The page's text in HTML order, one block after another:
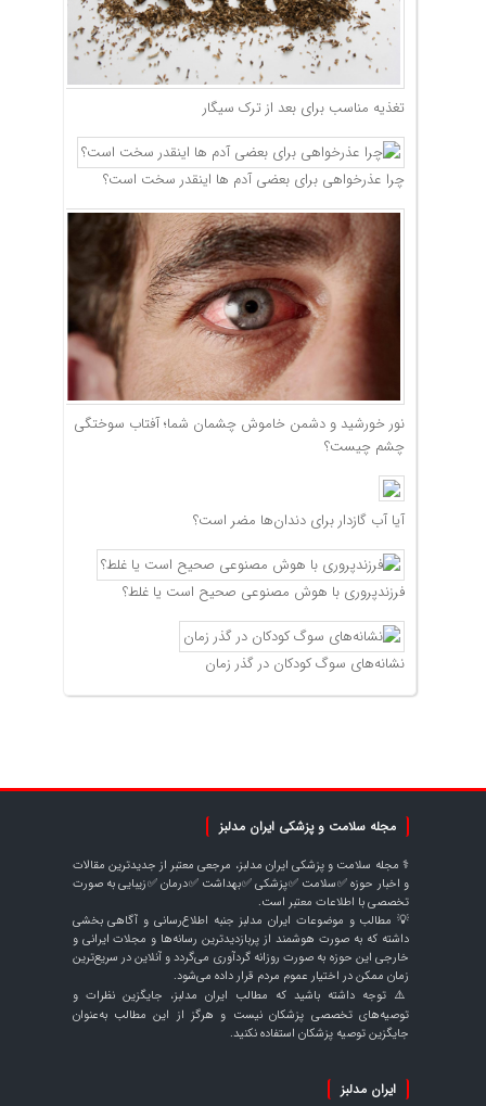
تغذیه مناسب برای بعد از ترک سیگار
چرا عذرخواهی برای بعضی آدم ها اینقدر سخت است؟
نور خورشید و دشمن خاموش چشمان شما؛ آفتاب سوختگی
چشم چیست؟
آیا آب گازدار برای دندان‌ها مضر است؟
فرزندپروری با هوش مصنوعی صحیح است یا غلط؟
نشانه‌های سوگ کودکان در گذر زمان
مجله سلامت و پزشکی ایران مدلبز
⚕️ مجله سلامت و پزشکی ایران مدلبز، مرجعی معتبر از جدیدترین مقالات
و اخبار حوزه ✅سلامت ✅پزشکی ✅بهداشت ✅درمان ✅زیبایی به صورت
تخصصی با اطلاعات معتبر است.
💡 مطالب و موضوعات ایران مدلبز جنبه اطلاع‌رسانی و آگاهی بخشی
داشته که به صورت هوشمند از پربازدیدترین رسانه‌ها و مجلات ایرانی و
خارجی این حوزه به صورت روزانه گردآوری می‌گردد و آنلاین در سریع‌ترین
زمان ممکن در اختیار عموم مردم قرار داده می‌شود.
⚠️ توجه داشته باشید که مطالب ایران مدلبز، جایگزین نظرات و
توصیه‌های تخصصی پزشکان نیست و هرگز از این مطالب به‌عنوان
جایگزین توصیه پزشکان استفاده نکنید.
ایران مدلبز